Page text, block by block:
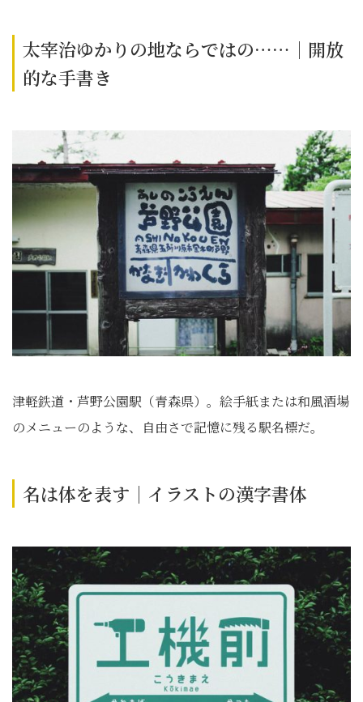
太宰治ゆかりの地ならではの……｜開放
的な手書き
津軽鉄道・芦野公園駅（青森県）。絵手紙または和風酒場
のメニューのような、自由さで記憶に残る駅名標だ。
名は体を表す｜イラストの漢字書体